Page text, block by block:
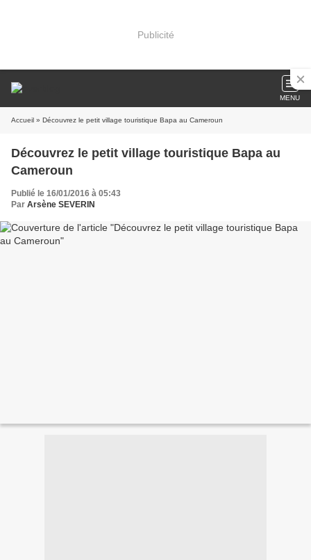
Publicité
MENU
Accueil » Découvrez le petit village touristique Bapa au Cameroun
Découvrez le petit village touristique Bapa au
Cameroun
Publié le 16/01/2016 à 05:43
Par Arsène SEVERIN